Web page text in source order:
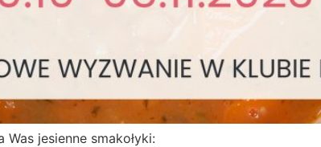
jesienne smakołyki: